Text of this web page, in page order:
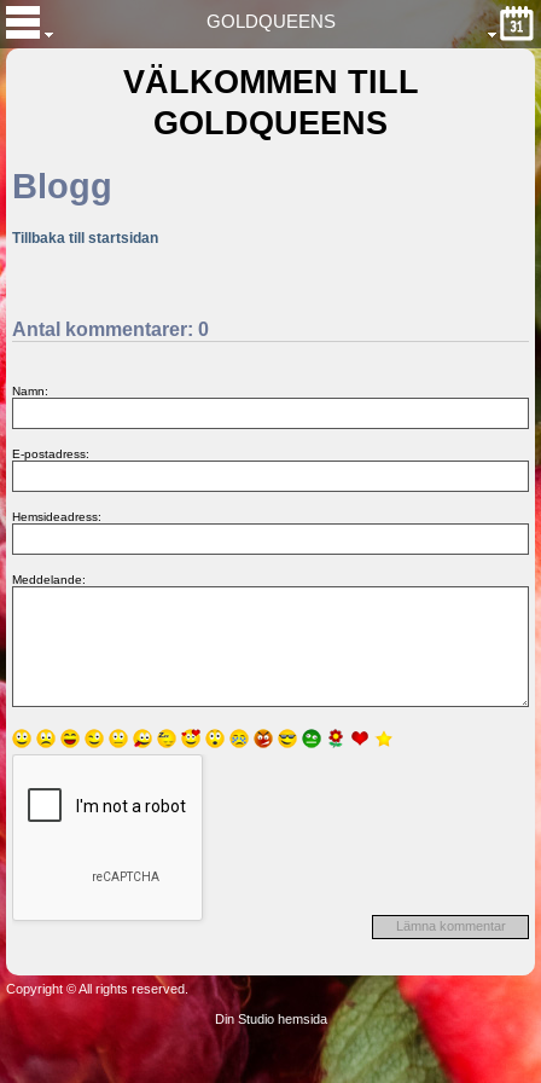
GOLDQUEENS
VÄLKOMMEN TILL
GOLDQUEENS
Blogg
Tillbaka till startsidan
Antal kommentarer: 0
Namn:
E-postadress:
Hemsideadress:
Meddelande:
Copyright © All rights reserved.
Din Studio hemsida